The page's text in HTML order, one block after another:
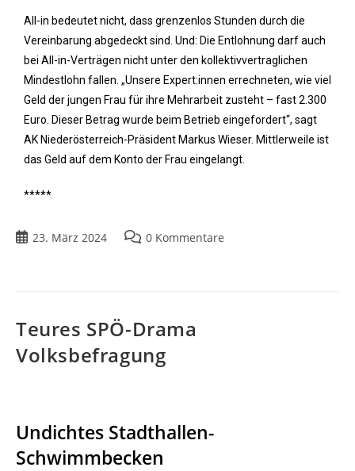
All-in bedeutet nicht, dass grenzenlos Stunden durch die
Vereinbarung abgedeckt sind. Und: Die Entlohnung darf auch
bei All-in-Verträgen nicht unter den kollektivvertraglichen
Mindestlohn fallen. „Unsere Expert:innen errechneten, wie viel
Geld der jungen Frau für ihre Mehrarbeit zusteht – fast 2.300
Euro. Dieser Betrag wurde beim Betrieb eingefordert“, sagt
AK Niederösterreich-Präsident Markus Wieser. Mittlerweile ist
das Geld auf dem Konto der Frau eingelangt.
*****
23. März 2024 0 Kommentare
Teures SPÖ-Drama
Volksbefragung
Undichtes Stadthallen-
Schwimmbecken